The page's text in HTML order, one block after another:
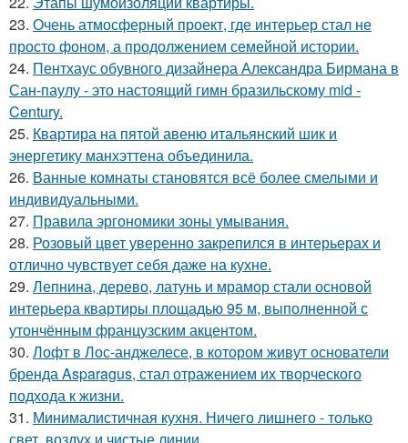
23. Очень атмосферный проект, где интерьер стал не
просто фоном, а продолжением семейной истории.
24. Пентхаус обувного дизайнера Александра Бирмана в
Сан-паулу - это настоящий гимн бразильскому mid -
Century.
25. Квартира на пятой авеню итальянский шик и
энергетику манхэттена объединила.
26. Ванные комнаты становятся всё более смелыми и
индивидуальными.
27. Правила эргономики зоны умывания.
28. Розовый цвет уверенно закрепился в интерьерах и
отлично чувствует себя даже на кухне.
29. Лепнина, дерево, латунь и мрамор стали основой
интерьера квартиры площадью 95 м, выполненной с
утончённым французским акцентом.
30. Лофт в Лос-анджелесе, в котором живут основатели
бренда Asparagus, стал отражением их творческого
подхода к жизни.
31. Минималистичная кухня. Ничего лишнего - только